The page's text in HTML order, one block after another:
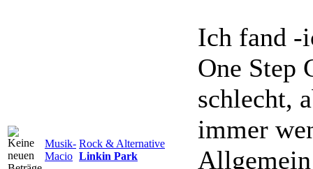
Musik-
Macio
Rock & Alternative
Linkin Park
Ich fand -
One Step
schlecht,
immer